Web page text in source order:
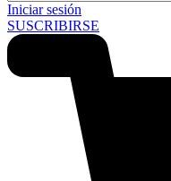
Iniciar sesión
SUSCRIBIRSE